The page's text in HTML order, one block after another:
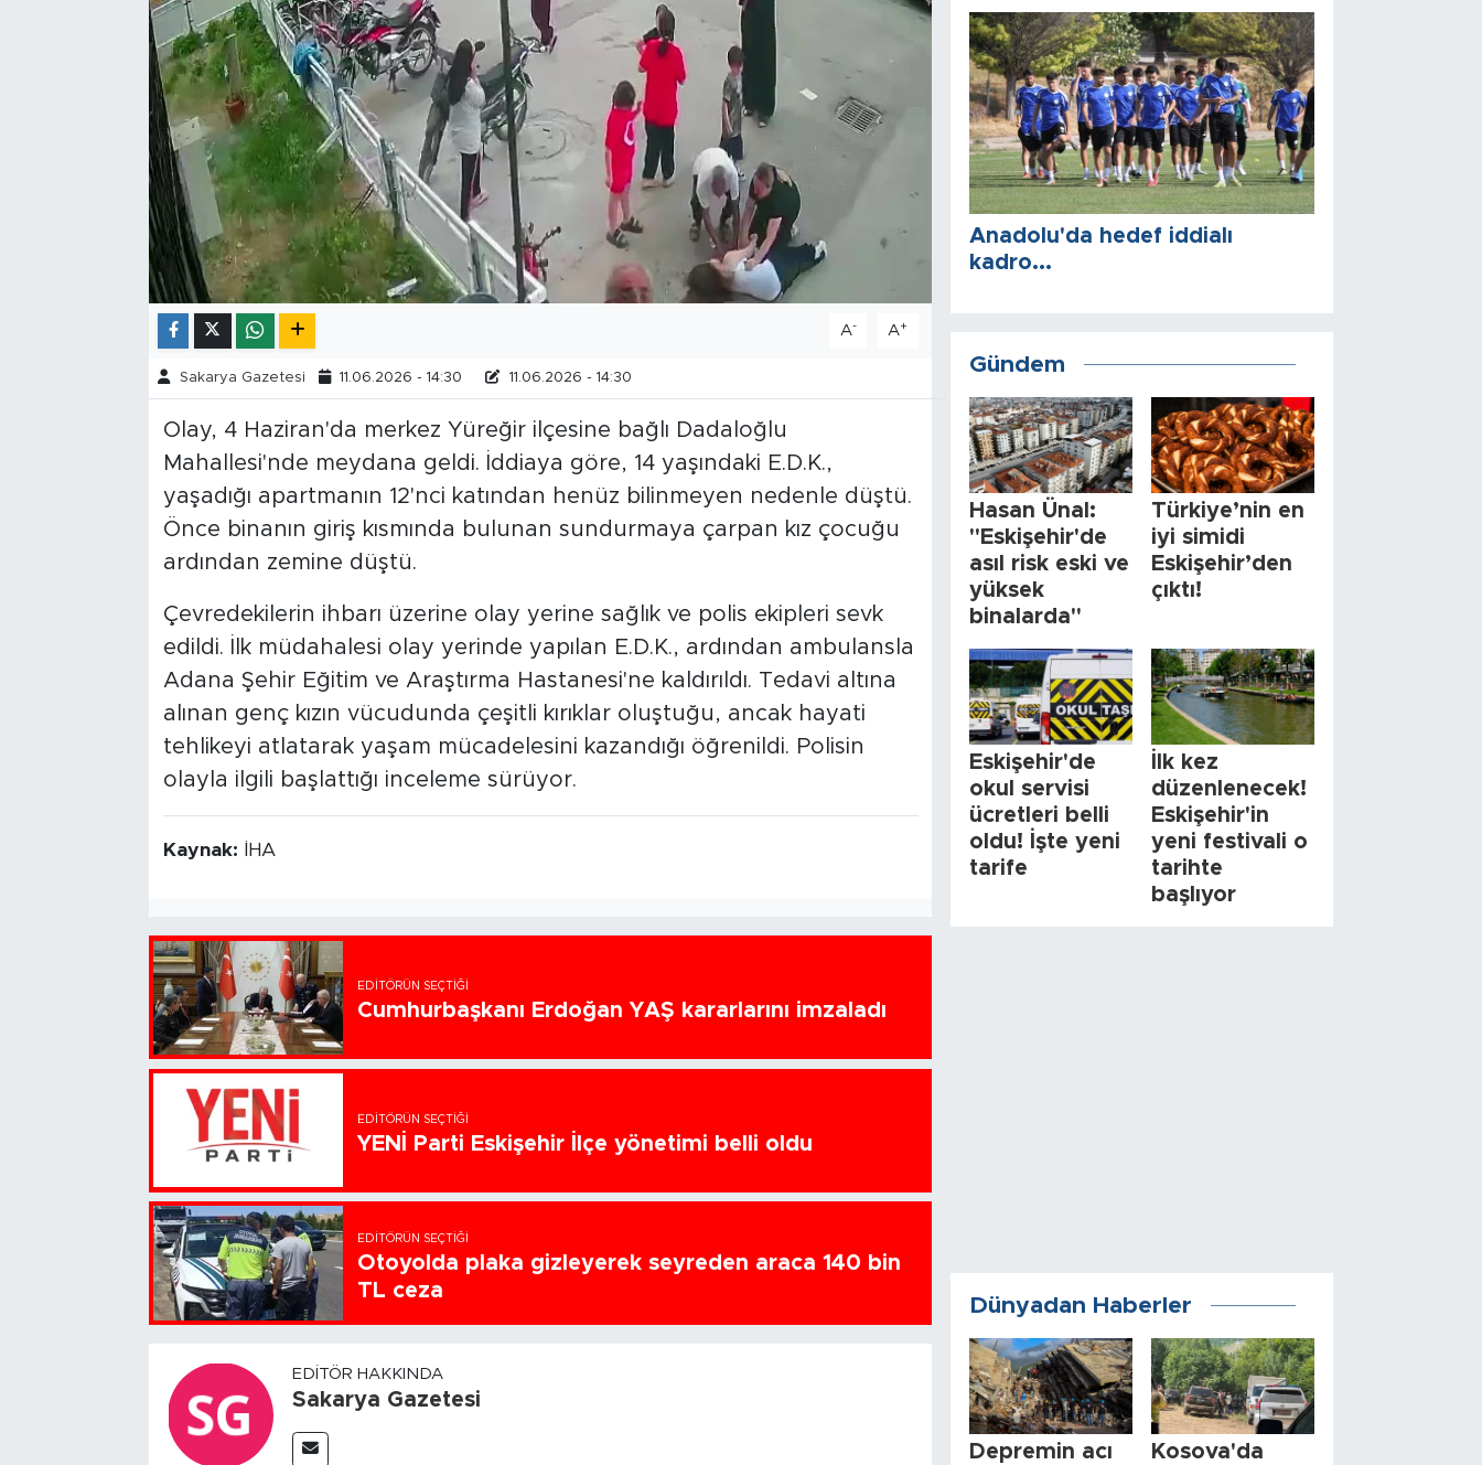
A- A+
Sakarya Gazetesi 11.06.2026 - 14:30 11.06.2026 - 14:30
Olay, 4 Haziran'da merkez Yüreğir ilçesine bağlı Dadaloğlu
Mahallesi'nde meydana geldi. İddiaya göre, 14 yaşındaki E.D.K.,
yaşadığı apartmanın 12'nci katından henüz bilinmeyen nedenle düştü.
Önce binanın giriş kısmında bulunan sundurmaya çarpan kız çocuğu
ardından zemine düştü.
Çevredekilerin ihbarı üzerine olay yerine sağlık ve polis ekipleri sevk
edildi. İlk müdahalesi olay yerinde yapılan E.D.K., ardından ambulansla
Adana Şehir Eğitim ve Araştırma Hastanesi'ne kaldırıldı. Tedavi altına
alınan genç kızın vücudunda çeşitli kırıklar oluştuğu, ancak hayati
tehlikeyi atlatarak yaşam mücadelesini kazandığı öğrenildi. Polisin
olayla ilgili başlattığı inceleme sürüyor.
Kaynak: İHA
EDITÖRÜN SEÇTIĞI
Cumhurbaşkanı Erdoğan YAŞ kararlarını imzaladı
EDITÖRÜN SEÇTIĞI
YENİ Parti Eskişehir İlçe yönetimi belli oldu
EDITÖRÜN SEÇTIĞI
Otoyolda plaka gizleyerek seyreden araca 140 bin
TL ceza
EDITÖR HAKKINDA
Sakarya Gazetesi
Anadolu'da hedef iddialı
kadro...
Gündem
Hasan Ünal:
"Eskişehir'de
asıl risk eski ve
yüksek
binalarda"
Türkiye’nin en
iyi simidi
Eskişehir’den
çıktı!
Eskişehir'de
okul servisi
ücretleri belli
oldu! İşte yeni
tarife
İlk kez
düzenlenecek!
Eskişehir'in
yeni festivali o
tarihte
başlıyor
Dünyadan Haberler
Depremin acı
Kosova'da
Resmi İlanlar
Foto Şaka
Teknoloji